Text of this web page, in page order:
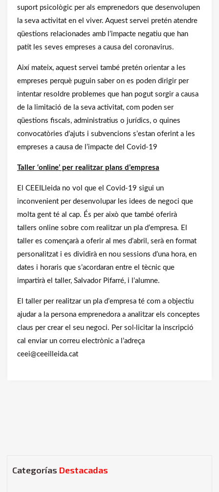
suport psicològic per als emprenedors que desenvolupen
la seva activitat en el viver. Aquest servei pretén atendre
qüestions relacionades amb l’impacte negatiu que han
patit les seves empreses a causa del coronavirus.
Així mateix, aquest servei també pretén orientar a les
empreses perquè puguin saber on es poden dirigir per
intentar resoldre problemes que han pogut sorgir a causa
de la limitació de la seva activitat, com poden ser
qüestions fiscals, administratius o jurídics, o quines
convocatòries d’ajuts i subvencions s’estan oferint a les
empreses a causa de l’impacte del Covid-19
Taller ‘online’ per realitzar plans d’empresa
El CEEILleida no vol que el Covid-19 sigui un
inconvenient per desenvolupar les idees de negoci que
molta gent té al cap. És per això que també oferirà
tallers online sobre com realitzar un pla d’empresa. El
taller es començarà a oferir al mes d’abril, serà en format
personalitzat i es dividirà en nou sessions d’una hora, en
dates i horaris que s’acordaran entre el tècnic que
impartirà el taller, Salvador Pifarré, i l’alumne.
El taller per realitzar un pla d’empresa té com a objectiu
ajudar a la persona emprenedora a analitzar els conceptes
claus per crear el seu negoci. Per sol·licitar la inscripció
cal enviar un correu electrònic a l’adreça
ceei@ceeilleida.cat
Categorías Destacadas